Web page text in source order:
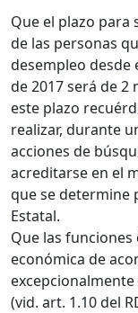
Que el plazo
de las personas
desempleo desde
de 2017 será de 2
este plazo
realizar, durante
acciones de
acreditarse en el
que se determine
Estatal.
Que las funciones
económica de
(vid. art. 1.10 del